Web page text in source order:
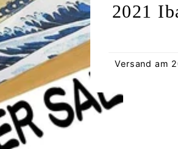
2021
Versand am